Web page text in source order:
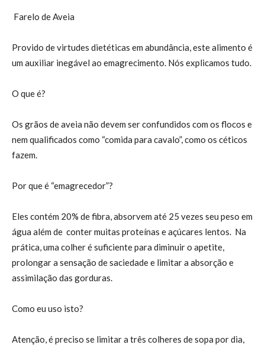
Farelo de Aveia
Provido de virtudes dietéticas em abundância, este alimento é
um auxiliar inegável ao emagrecimento. Nós explicamos tudo.
O que é?
Os grãos de aveia não devem ser confundidos com os flocos e
nem qualificados como “comida para cavalo”, como os céticos
fazem.
Por que é “emagrecedor”?
Eles contém 20% de fibra, absorvem até 25 vezes seu peso em
água além de conter muitas proteínas e açúcares lentos. Na
prática, uma colher é suficiente para diminuir o apetite,
prolongar a sensação de saciedade e limitar a absorção e
assimilação das gorduras.
Como eu uso isto?
Atenção, é preciso se limitar a três colheres de sopa por dia,